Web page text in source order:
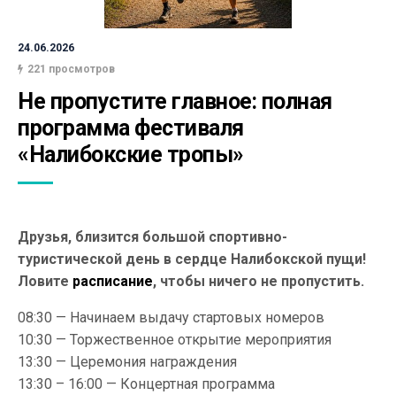
24.06.2026
221 просмотров
Не пропустите главное: полная
программа фестиваля
«Налибокские тропы»
Друзья, близится большой спортивно-
туристической день в сердце Налибокской пущи!
Ловите расписание, чтобы ничего не пропустить.
08:30 — Начинаем выдачу стартовых номеров
10:30 — Торжественное открытие мероприятия
13:30 — Церемония награждения
13:30 – 16:00 — Концертная программа